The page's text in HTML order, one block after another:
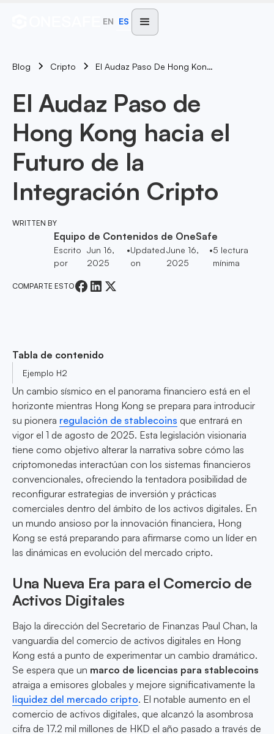
EN ES
Blog Cripto El Audaz Paso De Hong Kong Hacia El Futuro De La Integración Cripto
El Audaz Paso de
Hong Kong hacia el
Futuro de la
Integración Cripto
WRITTEN BY
Equipo de Contenidos de OneSafe
Escrito
por
Jun 16,
2025
•Updated
on
June 16,
2025
•5 lectura
mínima
COMPARTE ESTO
Tabla de contenido
Ejemplo H2
Un cambio sísmico en el panorama financiero está en el
horizonte mientras Hong Kong se prepara para introducir
su pionera regulación de stablecoins que entrará en
vigor el 1 de agosto de 2025. Esta legislación visionaria
tiene como objetivo alterar la narrativa sobre cómo las
criptomonedas interactúan con los sistemas financieros
convencionales, ofreciendo la tentadora posibilidad de
reconfigurar estrategias de inversión y prácticas
comerciales dentro del ámbito de los activos digitales. En
un mundo ansioso por la innovación financiera, Hong
Kong se está preparando para afirmarse como un líder en
las dinámicas en evolución del mercado cripto.
Una Nueva Era para el Comercio de
Activos Digitales
Bajo la dirección del Secretario de Finanzas Paul Chan, la
vanguardia del comercio de activos digitales en Hong
Kong está a punto de experimentar un cambio dramático.
Se espera que un marco de licencias para stablecoins
atraiga a emisores globales y mejore significativamente la
liquidez del mercado cripto. El notable aumento en el
comercio de activos digitales, que alcanzó la asombrosa
cifra de 17.2 mil millones de HKD el año pasado a través de